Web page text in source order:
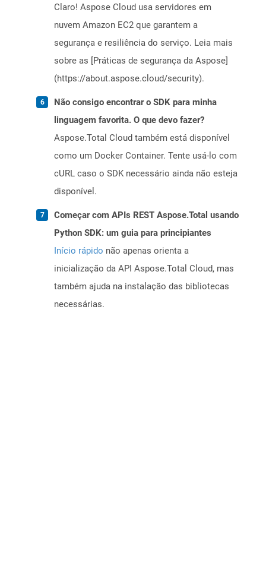
Claro! Aspose Cloud usa servidores em
nuvem Amazon EC2 que garantem a
segurança e resiliência do serviço. Leia mais
sobre as [Práticas de segurança da Aspose]
(https://about.aspose.cloud/security).
Não consigo encontrar o SDK para minha
linguagem favorita. O que devo fazer?
Aspose.Total Cloud também está disponível
como um Docker Container. Tente usá-lo com
cURL caso o SDK necessário ainda não esteja
disponível.
Começar com APIs REST Aspose.Total usando
Python SDK: um guia para principiantes
Início rápido não apenas orienta a
inicialização da API Aspose.Total Cloud, mas
também ajuda na instalação das bibliotecas
necessárias.